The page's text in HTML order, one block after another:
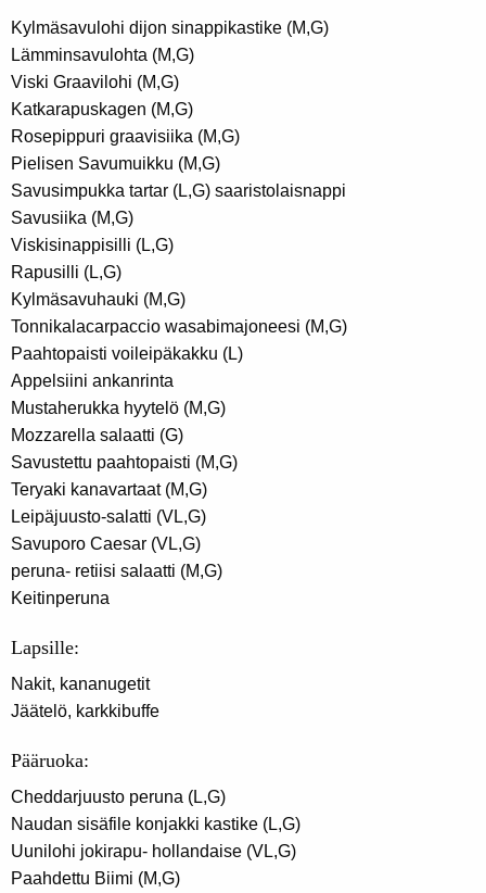
Kylmäsavulohi dijon sinappikastike (M,G)
Lämminsavulohta (M,G)
Viski Graavilohi (M,G)
Katkarapuskagen (M,G)
Rosepippuri graavisiika (M,G)
Pielisen Savumuikku (M,G)
Savusimpukka tartar (L,G) saaristolaisnappi
Savusiika (M,G)
Viskisinappisilli (L,G)
Rapusilli (L,G)
Kylmäsavuhauki (M,G)
Tonnikalacarpaccio wasabimajoneesi (M,G)
Paahtopaisti voileipäkakku (L)
Appelsiini ankanrinta
Mustaherukka hyytelö (M,G)
Mozzarella salaatti (G)
Savustettu paahtopaisti (M,G)
Teryaki kanavartaat (M,G)
Leipäjuusto-salatti (VL,G)
Savuporo Caesar (VL,G)
peruna- retiisi salaatti (M,G)
Keitinperuna
Lapsille:
Nakit, kananugetit
Jäätelö, karkkibuffe
Pääruoka:
Cheddarjuusto peruna (L,G)
Naudan sisäfile konjakki kastike (L,G)
Uunilohi jokirapu- hollandaise (VL,G)
Paahdettu Biimi (M,G)